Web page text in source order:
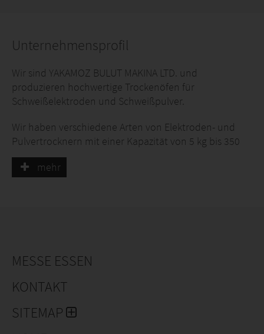
Unternehmensprofil
Wir sind YAKAMOZ BULUT MAKINA LTD. und
produzieren hochwertige Trockenöfen für
Schweißelektroden und Schweißpulver.
Wir haben verschiedene Arten von Elektroden- und
Pulvertrocknern mit einer Kapazität von 5 kg bis 350
kg. Alle Modelle stammen aus eigener Herstellung und
sind CE-geprüft. Auf Wunsch können wir auch Ihre
mehr
MESSE ESSEN
KONTAKT
SITEMAP